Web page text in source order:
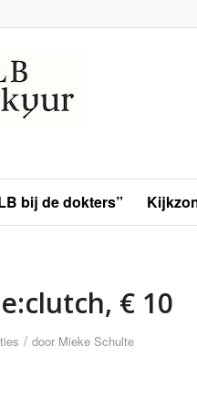
bij de dokters”
€ 10
/ door Mieke Schulte